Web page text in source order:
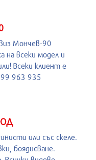
Мончев-90
на всеки модел и
Всеки клиент е
963 935
или със скеле.
боядисване.